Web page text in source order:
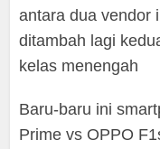
antara dua vendor
ditambah lagi
kelas menengah
Baru-baru ini
Prime vs OPPO